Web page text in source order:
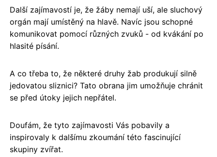
Další zajímavostí je, že žáby nemají uší, ale sluchový
orgán mají umístěný na hlavě. Navíc jsou schopné
komunikovat pomocí různých zvuků - od kvákání po
hlasité písání.
A co třeba to, že některé druhy žab produkují silně
jedovatou sliznici? Tato obrana jim umožňuje chránit
se před útoky jejich nepřátel.
Doufám, že tyto zajímavosti Vás pobavily a
inspirovaly k dalšímu zkoumání této fascinující
skupiny zvířat.